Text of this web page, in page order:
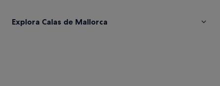
Explora Calas de Mallorca